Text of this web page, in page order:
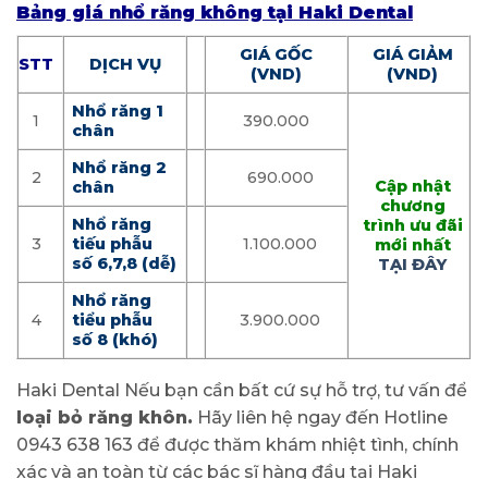
Bảng giá nhổ răng không tại Haki Dental
STT DỊCH VỤ
GIÁ GỐC
(VND)
GIÁ GIẢM
(VND)
1
Nhổ răng 1
chân
390.000
Cập nhật
chương
trình ưu đãi
mới nhất
TẠI ĐÂY
2
Nhổ răng 2
chân
690.000
3
Nhổ răng
tiếu phẫu
số 6,7,8 (dễ)
1.100.000
4
Nhổ răng
tiểu phẫu
số 8 (khó)
3.900.000
Haki Dental Nếu bạn cần bất cứ sự hỗ trợ, tư vấn để
loại bỏ răng khôn. Hãy liên hệ ngay đến Hotline
0943 638 163 để được thăm khám nhiệt tình, chính
xác và an toàn từ các bác sĩ hàng đầu tại Haki